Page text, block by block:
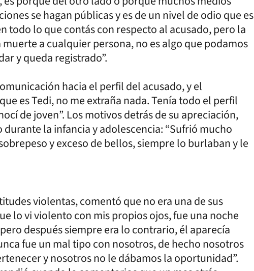
se hagan públicas y es de un nivel de odio que es
todo lo que contás con respecto al acusado, pero la
a cualquier persona, no es algo que podamos
y queda registrado”.
hacia el perfil del acusado, y el
es Tedi, no me extraña nada. Tenía todo el perfil
de joven”. Los motivos detrás de su apreciación,
la infancia y adolescencia: “Sufrió mucho
y exceso de bellos, siempre lo burlaban y le
violentas, comentó que no era una de sus
lo vi violento con mis propios ojos, fue una noche
después siempre era lo contrario, él aparecía
fue un mal tipo con nosotros, de hecho nosotros
y nosotros no le dábamos la oportunidad”.